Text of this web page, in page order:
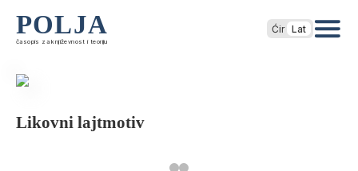
POLJA
časopis za književnost i teoriju
Ćir Lat
Likovni lajtmotiv